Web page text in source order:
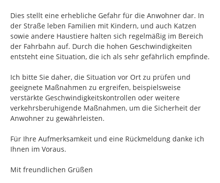
Dies stellt eine erhebliche Gefahr für die Anwohner dar. In
der Straße leben Familien mit Kindern, und auch Katzen
sowie andere Haustiere halten sich regelmäßig im Bereich
der Fahrbahn auf. Durch die hohen Geschwindigkeiten
entsteht eine Situation, die ich als sehr gefährlich empfinde.
Ich bitte Sie daher, die Situation vor Ort zu prüfen und
geeignete Maßnahmen zu ergreifen, beispielsweise
verstärkte Geschwindigkeitskontrollen oder weitere
verkehrsberuhigende Maßnahmen, um die Sicherheit der
Anwohner zu gewährleisten.
Für Ihre Aufmerksamkeit und eine Rückmeldung danke ich
Ihnen im Voraus.
Mit freundlichen Grüßen